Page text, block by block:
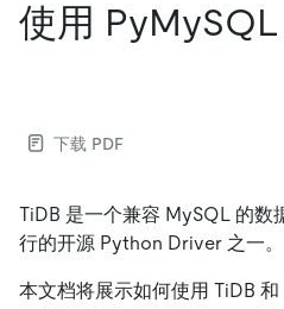
使用
下载 PDF
TiDB 是一个兼容 MySQL 的数
行的开源 Python Driver 之一。
本文档将展示如何使用 TiDB